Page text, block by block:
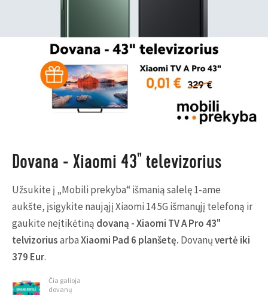
Dovana - Xiaomi 43" televizorius
Užsukite į „Mobili prekyba“ išmanią salelę 1-ame
aukšte, įsigykite naująjį Xiaomi 14 5G išmanųjį telefoną ir
gaukite neįtikėtiną dovaną - Xiaomi TV A Pro 43"
telvizoriusarbaXiaomi Pad 6 planšetę. Dovanųvertė iki
379 Eur.
Čia galioja
dovanų